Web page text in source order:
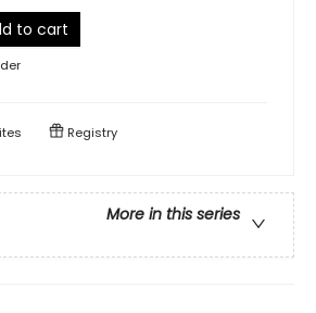
to cart
Registry
More in this series